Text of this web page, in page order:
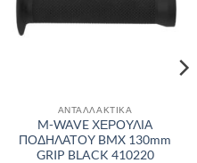
ΑΝΤΑΛΛΑΚΤΙΚΑ
M-WAVE ΧΕΡΟΥΛΙΑ
ΠΟΔΗΛΑΤΟΥ BMX 130mm
GRIP BLACK 410220